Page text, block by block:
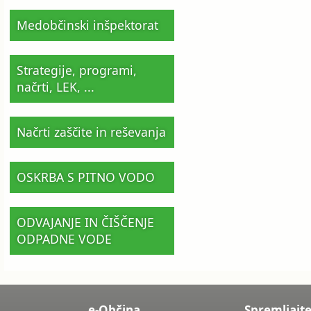
Medobčinski inšpektorat
Strategije, programi,
načrti, LEK, ...
Načrti zaščite in reševanja
OSKRBA S PITNO VODO
ODVAJANJE IN ČIŠČENJE
ODPADNE VODE